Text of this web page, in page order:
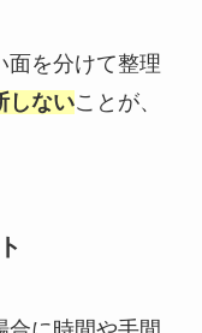
面を分けて整理
しないことが、